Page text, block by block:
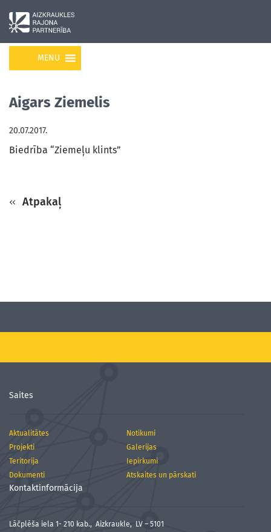
MENU
Aigars Ziemelis
20.07.2017.
Biedrība “Ziemeļu klints”
Atpakaļ
Saites
Aktualitātes
Notikumi
Projekti
Galerijas
Teritorija
Iepirkumi
Dokumenti
Atskaites un pārskati
Kontaktinformācija
Lāčplēša iela 1- 210 kab., Aizkraukle, LV – 5101